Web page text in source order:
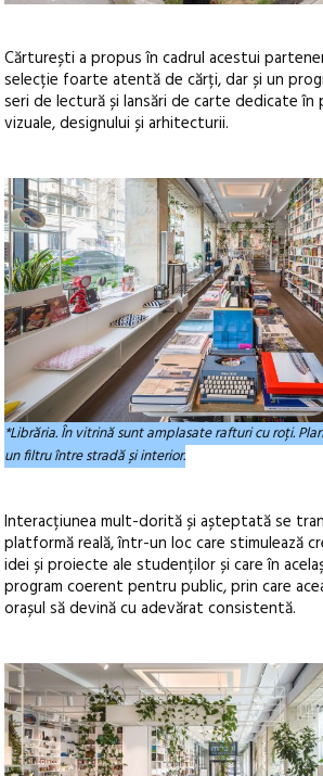
Cărturești a propus în cadrul acestui
selecție foarte atentă de cărți, dar și un
seri de lectură și lansări de carte dedicate în
vizuale, designului și arhitecturii.
*Librăria. În vitrină sunt amplasate rafturi cu roți.
un filtru între stradă și interior.
Interacțiunea mult-dorită și așteptată se
platformă reală, într-un loc care stimulează
idei și proiecte ale studenților și care în
program coerent pentru public, prin care
orașul să devină cu adevărat consistentă.